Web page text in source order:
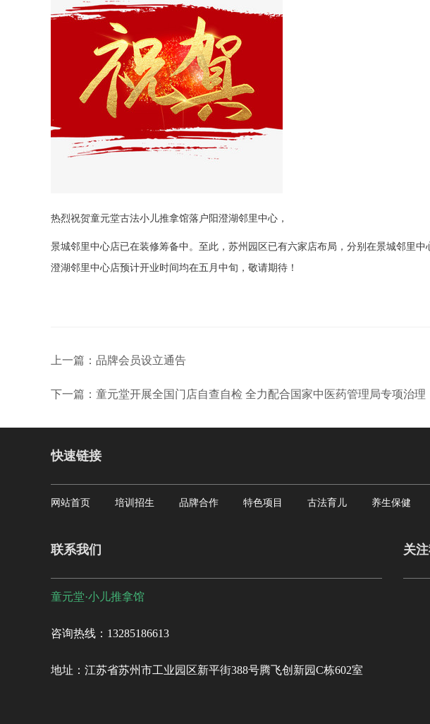
热烈祝贺童元堂古法小儿推拿馆落户阳澄湖邻里中心，
景城邻里中心店已在装修筹备中。至此，苏州园区已有六家店布局，分别在景城邻里
澄湖邻里中心店预计开业时间均在五月中旬，敬请期待！
上一篇：品牌会员设立通告
下一篇：童元堂开展全国门店自查自检 全力配合国家中医药管理局专项治理
快速链接
网站首页 培训招生 品牌合作 特色项目 古法育儿 养生保健
联系我们
童元堂·小儿推拿馆
咨询热线：13285186613
地址：江苏省苏州市工业园区新平街388号腾飞创新园C栋602室
关